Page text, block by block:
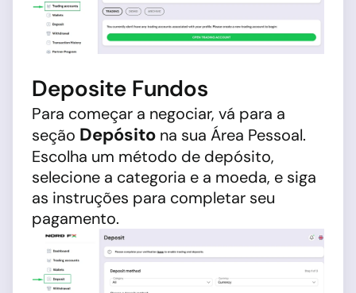
Deposite Fundos
Para começar a negociar, vá para a
seção Depósito na sua Área Pessoal.
Escolha um método de depósito,
selecione a categoria e a moeda, e siga
as instruções para completar seu
pagamento.